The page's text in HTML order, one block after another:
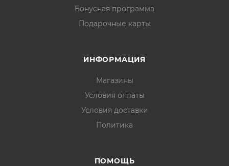
Бонусная программа
Подарочные карты
ИНФОРМАЦИЯ
Магазины
Условия оплаты
Условия доставки
Политика
ПОМОЩЬ